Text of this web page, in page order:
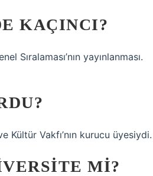
KAÇINCI?
Sıralaması’nın yayınlanması.
Kültür Vakfı’nın kurucu üyesiydi.
MI?